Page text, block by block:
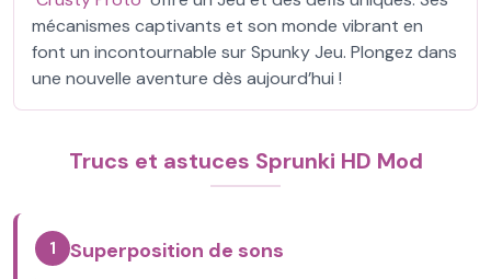
mécanismes captivants et son monde vibrant en
font un incontournable sur Spunky Jeu. Plongez dans
une nouvelle aventure dès aujourd’hui !
Trucs et astuces Sprunki HD Mod
1 Superposition de sons